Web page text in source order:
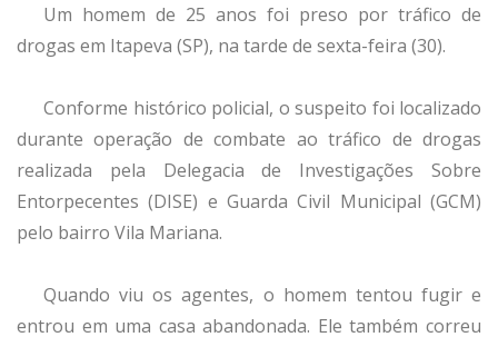
Um homem de 25 anos foi preso por tráfico de
drogas em Itapeva (SP), na tarde de sexta-feira (30).
Conforme histórico policial, o suspeito foi localizado
durante operação de combate ao tráfico de drogas
realizada pela Delegacia de Investigações Sobre
Entorpecentes (DISE) e Guarda Civil Municipal (GCM)
pelo bairro Vila Mariana.
Quando viu os agentes, o homem tentou fugir e
entrou em uma casa abandonada. Ele também correu